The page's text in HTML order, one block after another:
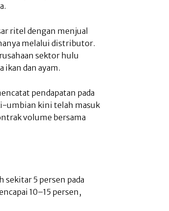
ritel dengan menjual
melalui distributor.
sektor hulu
ikan dan ayam.
pendapatan pada
umbian kini telah masuk
volume bersama
sekitar 5 persen pada
10–15 persen,